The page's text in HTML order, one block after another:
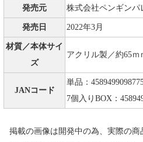
発売元 株式会社ペンギンパ
発売日 2022年3月
材質／本体サイ
ズ
アクリル製／約65ｍ
JANコード
単品：
7個入りBOX：
掲載の画像は開発中の為、実際の